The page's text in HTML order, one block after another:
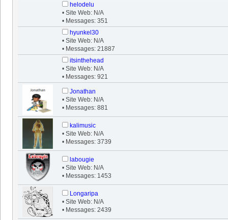
helodelu
• Site Web: N/A
• Messages: 351
hyunkel30
• Site Web: N/A
• Messages: 21887
itsinthehead
• Site Web: N/A
• Messages: 921
Jonathan
• Site Web: N/A
• Messages: 881
kalimusic
• Site Web: N/A
• Messages: 3739
labougie
• Site Web: N/A
• Messages: 1453
Longaripa
• Site Web: N/A
• Messages: 2439